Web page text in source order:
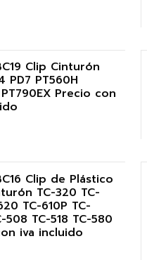
Clip Cinturón
PD7 PT560H
Precio con
Clip de Plástico
TC-320 TC-
TC-610P TC-
508 TC-518 TC-580
iva incluido